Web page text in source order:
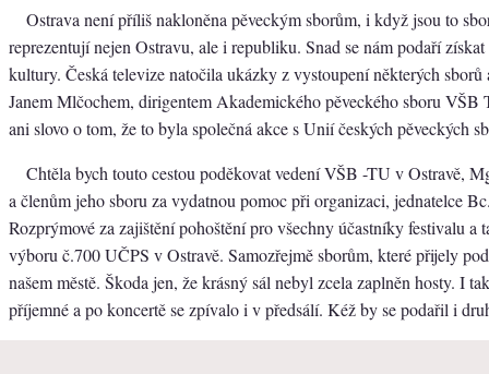
Ostrava není příliš nakloněna pěveckým sborům, i když jsou to
reprezentují nejen Ostravu, ale i republiku. Snad se nám podaří
kultury. Česká televize natočila ukázky z vystoupení některých sborů
Janem Mlčochem, dirigentem Akademického pěveckého sboru VŠB
ani slovo o tom, že to byla společná akce s Unií českých pěveckých
Chtěla bych touto cestou poděkovat vedení VŠB -TU v Ostravě,
a členům jeho sboru za vydatnou pomoc při organizaci, jednatelce
Rozprýmové za zajištění pohoštění pro všechny účastníky festivalu a
výboru č.700 UČPS v Ostravě. Samozřejmě sborům, které přijely
našem městě. Škoda jen, že krásný sál nebyl zcela zaplněn hosty. I
příjemné a po koncertě se zpívalo i v předsálí. Kéž by se podařil i